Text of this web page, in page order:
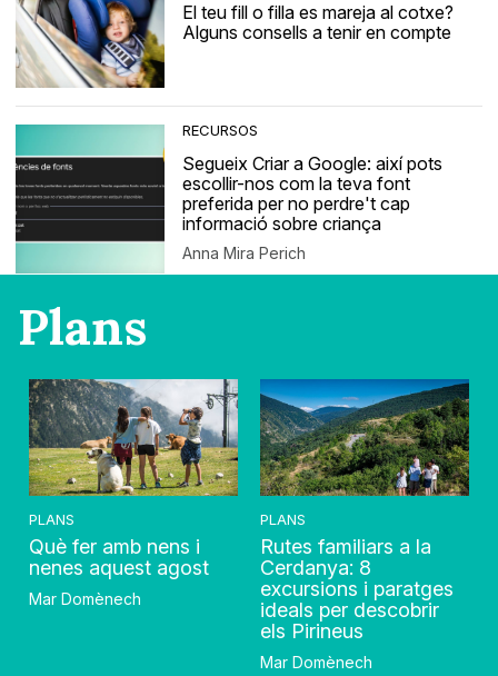
El teu fill o filla es mareja al cotxe?
Alguns consells a tenir en compte
RECURSOS
Segueix Criar a Google: així pots
escollir-nos com la teva font
preferida per no perdre't cap
informació sobre criança
Anna Mira Perich
Plans
PLANS
Què fer amb nens i
nenes aquest agost
Mar Domènech
PLANS
Rutes familiars a la
Cerdanya: 8
excursions i paratges
ideals per descobrir
els Pirineus
Mar Domènech